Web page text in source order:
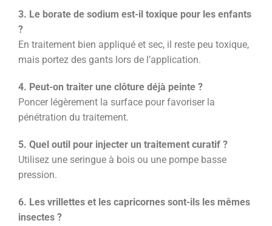
3. Le borate de sodium est-il toxique pour les enfants
?
En traitement bien appliqué et sec, il reste peu toxique,
mais portez des gants lors de l’application.
4. Peut-on traiter une clôture déjà peinte ?
Poncer légèrement la surface pour favoriser la
pénétration du traitement.
5. Quel outil pour injecter un traitement curatif ?
Utilisez une seringue à bois ou une pompe basse
pression.
6. Les vrillettes et les capricornes sont-ils les mêmes
insectes ?